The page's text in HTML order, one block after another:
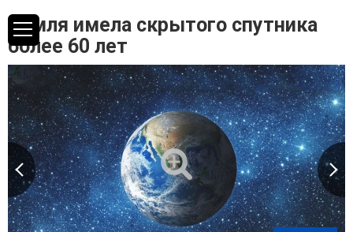
Земля имела скрытого спутника
более 60 лет